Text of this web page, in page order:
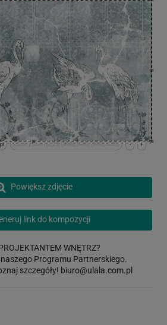
+
-
x:0cm y:0cm | (0,25) (9986,5980) (9986,6005)
Powiększ zdjęcie
link do kompozycji
WNĘTRZ?
Programu Partnerskiego.
szczegóły! biuro@ulala.com.pl